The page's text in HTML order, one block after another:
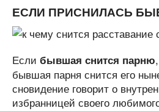
ЕСЛИ ПРИСНИЛАСЬ
Если бывшая снится парню
бывшая парня снится его
сновидение говорит о
избранницей своего